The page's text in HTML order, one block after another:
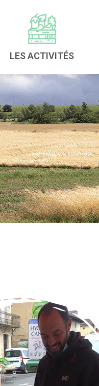
LES ACTIVITÉS